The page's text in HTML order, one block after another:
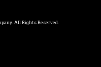
All Rights Reserved.